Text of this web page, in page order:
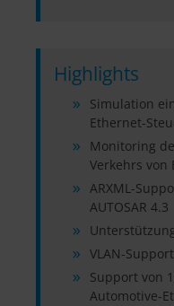
Highlights
Simulation
Ethernet-
Monitoring
Verkehrs von
ARXML-
AUTOSAR 4.3
VLAN-Support
Support von
Automotive-